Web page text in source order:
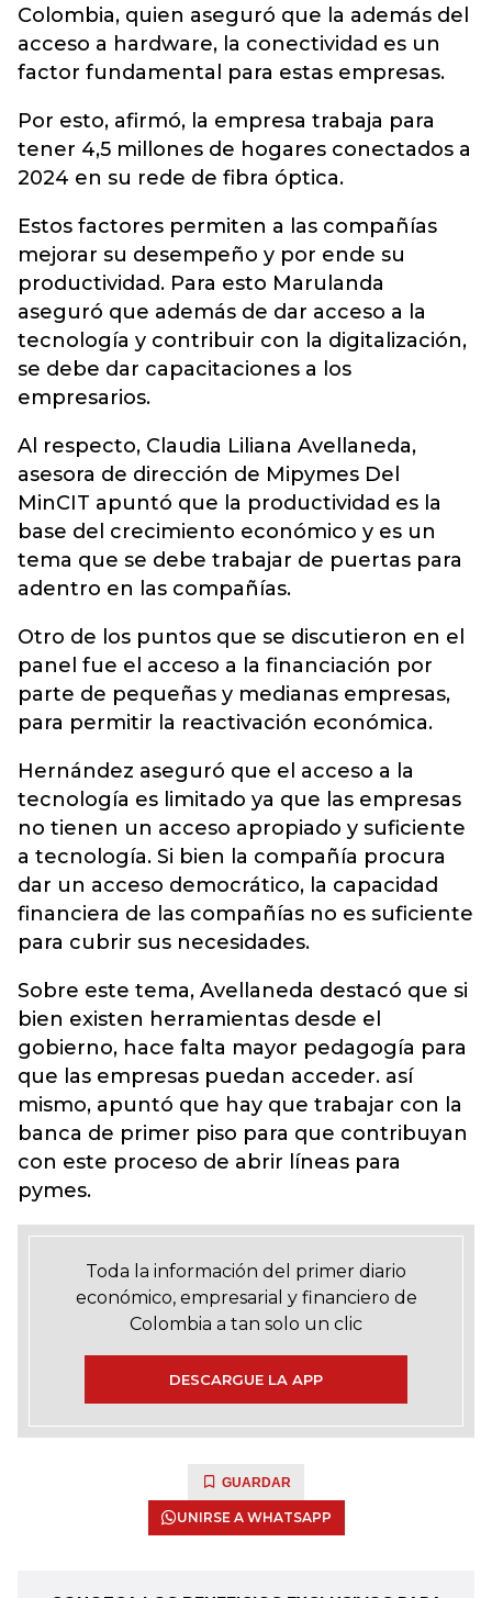
Colombia, quien aseguró que la además del
acceso a hardware, la conectividad es un
factor fundamental para estas empresas.
Por esto, afirmó, la empresa trabaja para
tener 4,5 millones de hogares conectados a
2024 en su rede de fibra óptica.
Estos factores permiten a las compañías
mejorar su desempeño y por ende su
productividad. Para esto Marulanda
aseguró que además de dar acceso a la
tecnología y contribuir con la digitalización,
se debe dar capacitaciones a los
empresarios.
Al respecto, Claudia Liliana Avellaneda,
asesora de dirección de Mipymes Del
MinCIT apuntó que la productividad es la
base del crecimiento económico y es un
tema que se debe trabajar de puertas para
adentro en las compañías.
Otro de los puntos que se discutieron en el
panel fue el acceso a la financiación por
parte de pequeñas y medianas empresas,
para permitir la reactivación económica.
Hernández aseguró que el acceso a la
tecnología es limitado ya que las empresas
no tienen un acceso apropiado y suficiente
a tecnología. Si bien la compañía procura
dar un acceso democrático, la capacidad
financiera de las compañías no es suficiente
para cubrir sus necesidades.
Sobre este tema, Avellaneda destacó que si
bien existen herramientas desde el
gobierno, hace falta mayor pedagogía para
que las empresas puedan acceder. así
mismo, apuntó que hay que trabajar con la
banca de primer piso para que contribuyan
con este proceso de abrir líneas para
pymes.
Toda la información del primer diario
económico, empresarial y financiero de
Colombia a tan solo un clic
DESCARGUE LA APP
GUARDAR
UNIRSE A WHATSAPP